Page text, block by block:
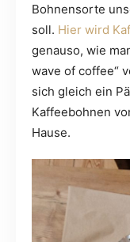
Bohnensorte
soll. Hier wird
genauso, wie
wave of coffee“
sich gleich ein
Kaffeebohnen
Hause.